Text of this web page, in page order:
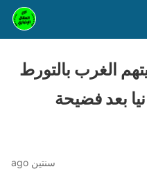
الغرب بالتورط
بعد فضيحة
سنتين ago